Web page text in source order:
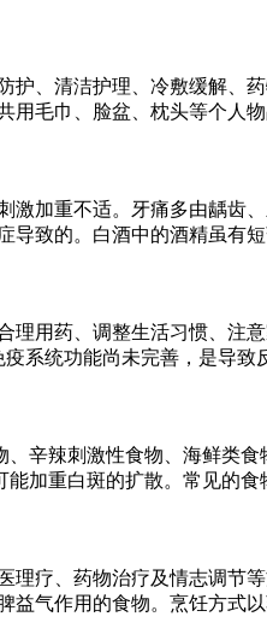
护、清洁护理、冷敷缓解、
用毛巾、脸盆、枕头等个人
激加重不适。牙痛多由龋齿
导致的。白酒中的酒精虽有
理用药、调整生活习惯、注
系统功能尚未完善，是导
辛辣刺激性食物、海鲜类
加重白斑的扩散。常见的
理疗、药物治疗及情志调节
益气作用的食物。烹饪方式